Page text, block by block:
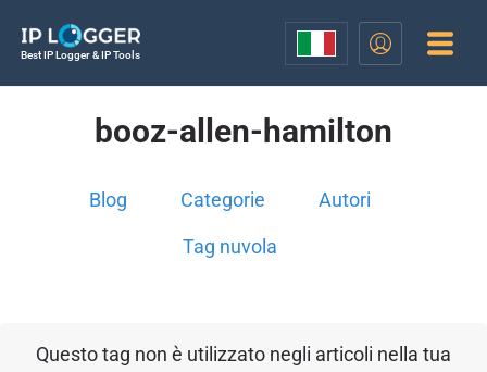
Best IP Logger & IP Tools
booz-allen-hamilton
Blog Categorie Autori
Tag nuvola